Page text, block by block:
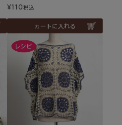
¥110税込
カートに入れる